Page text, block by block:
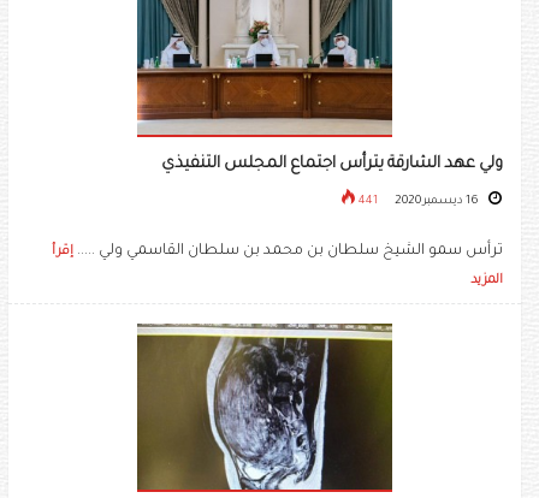
ولي عهد الشارقة يترأس اجتماع المجلس التنفيذي
441
ترأس سمو الشيخ سلطان بن محمد بن سلطان القاسمي ولي ..... إقرأ
المزيد